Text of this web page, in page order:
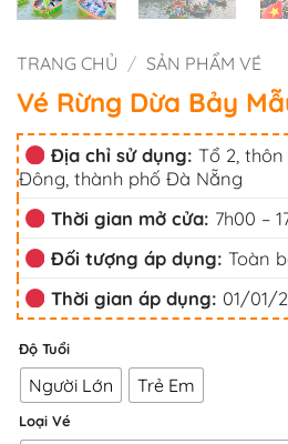
TRANG CHỦ / SẢN PHẨM VÉ
Vé Rừng Dừa Bảy
Địa chỉ sử dụng: Tổ 2,
Đông, thành phố Đà Nẵng
Thời gian mở cửa: 7h00 –
Đối tượng áp dụng: Toàn
Thời gian áp dụng: 01/01/
Độ Tuổi
Người Lớn Trẻ Em
Loại Vé